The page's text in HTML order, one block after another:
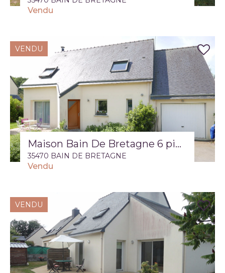
Vendu
VENDU
Maison Bain De Bretagne 6 pièce(s) 112..67 m2
35470 BAIN DE BRETAGNE
Vendu
VENDU